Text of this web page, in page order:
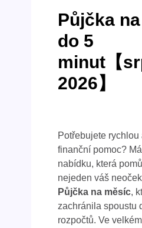
Půjčka
do 5
minut【
2026】
Potřebujete rychlou
finanční pomoc?
nabídku, která
nejeden váš
Půjčka na měsíc,
zachránila spoustu
rozpočtů. Ve